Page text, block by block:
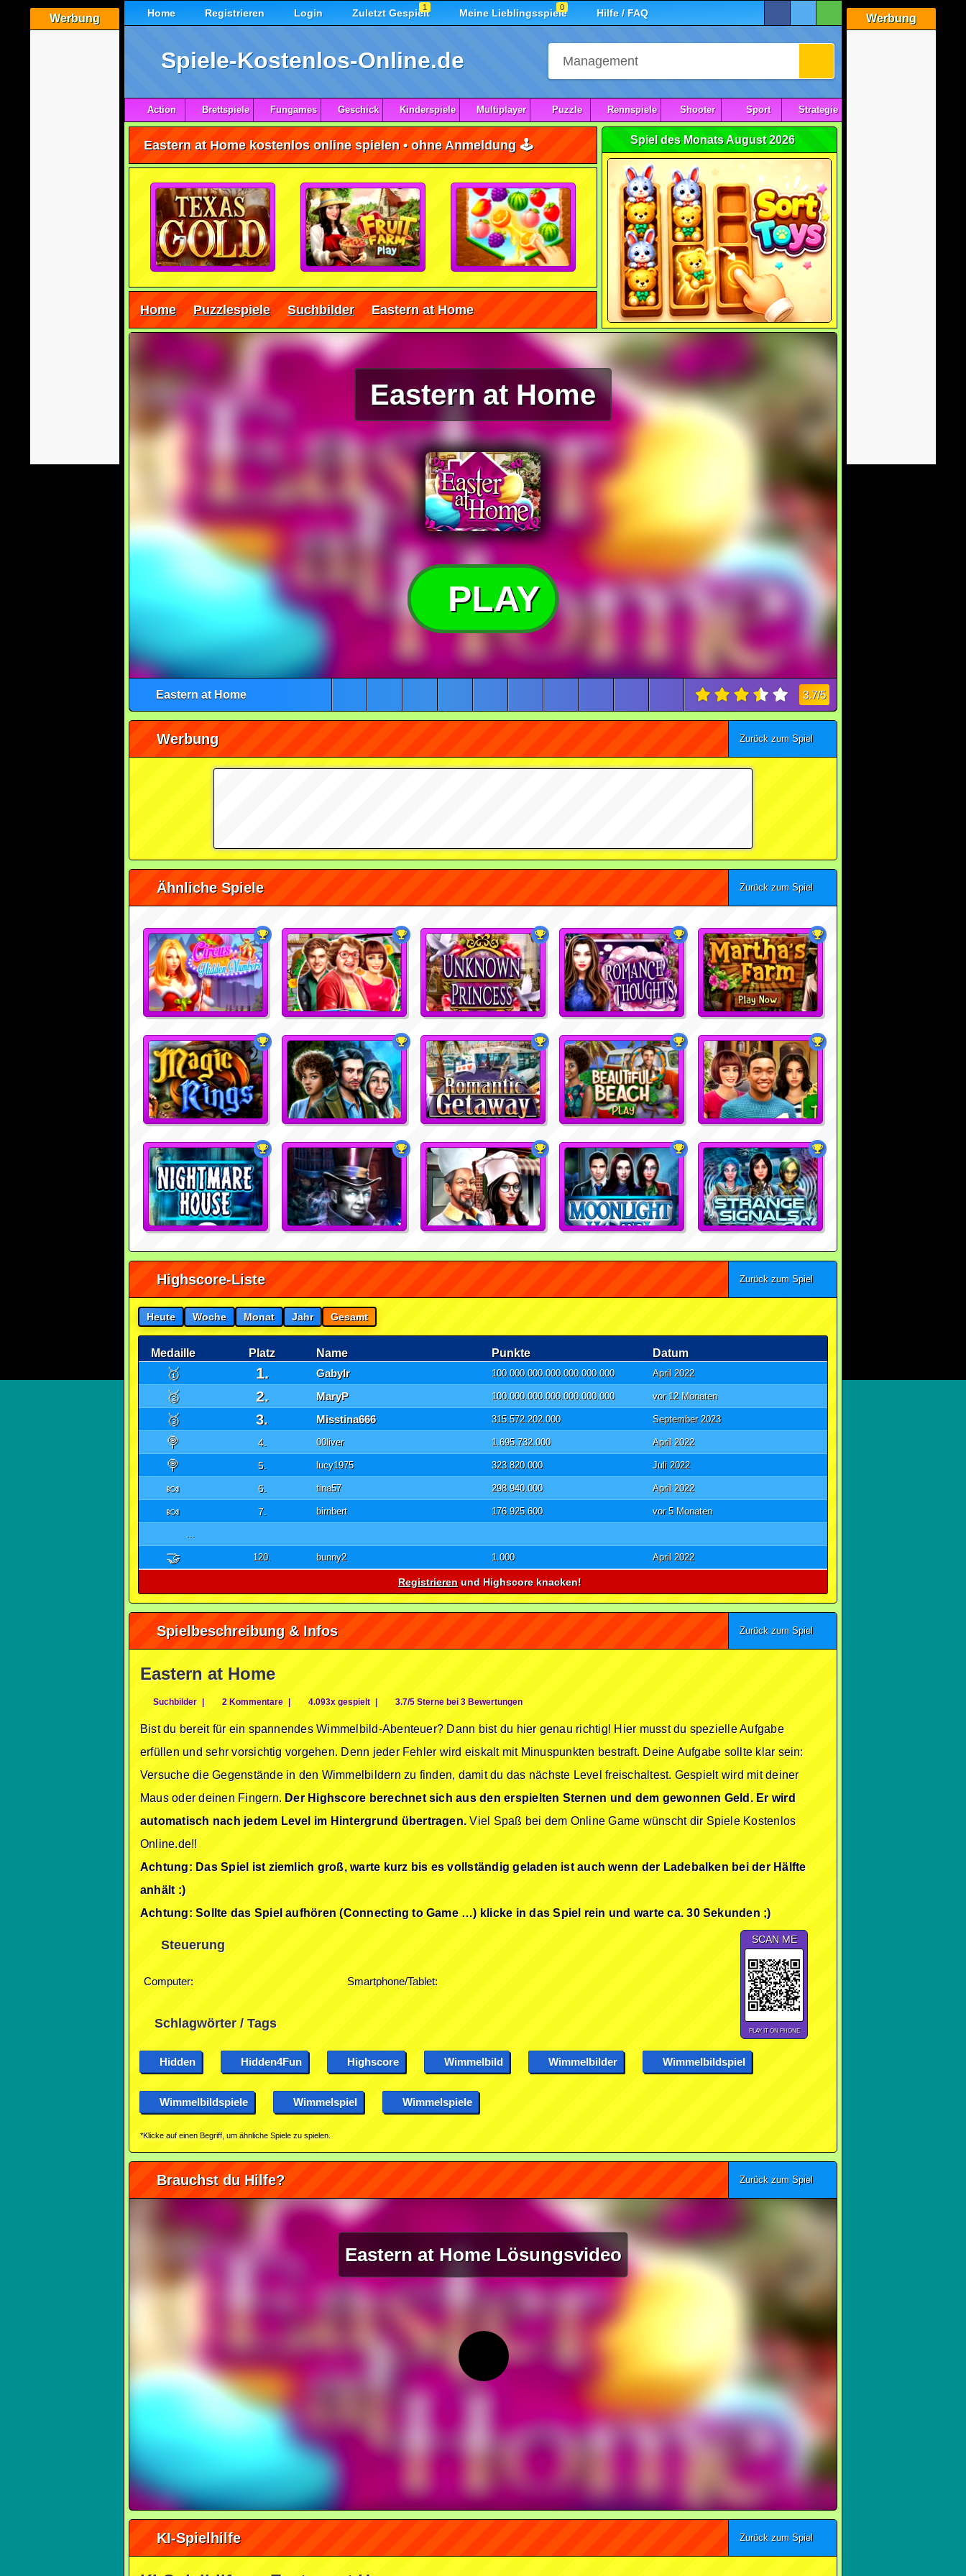
Werbung Werbung
Home Registrieren Login Zuletzt Gespielt
1 Meine Lieblingsspiele
0 Hilfe / FAQ
Spiele-Kostenlos-Online.de
Action Brettspiele Fungames Geschick Kinderspiele Multiplayer Puzzle Rennspiele Shooter Sport Strategie
Eastern at Home kostenlos online spielen • ohne Anmeldung 🕹️
Home Puzzlespiele Suchbilder Eastern at Home
Spiel des Monats August 2026
Eastern at Home
PLAY
Eastern at Home 3.7/5
Werbung Zurück zum Spiel
Ähnliche Spiele Zurück zum Spiel
Highscore-Liste Zurück zum Spiel
Heute Woche Monat Jahr Gesamt
Medaille Platz Name Punkte Datum
🥇 1. GabyIr 100.000.000.000.000.000.000 April 2022
🥈 2. MaryP 100.000.000.000.000.000.000 vor 12 Monaten
🥉 3. Misstina666 315.572.202.000 September 2023
🍭 4. 00liver 1.695.732.000 April 2022
🍭 5. lucy1975 323.820.000 Juli 2022
🍬 6. tina57 298.940.000 April 2022
🍬 7. birnbert 176.925.600 vor 5 Monaten
...
🤝 120. bunny2 1.000 April 2022
Registrieren und Highscore knacken!
Spielbeschreibung & Infos Zurück zum Spiel
Eastern at Home
Suchbilder | 2 Kommentare | 4.093x gespielt | 3.7/5 Sterne bei 3 Bewertungen
Bist du bereit für ein spannendes Wimmelbild-Abenteuer? Dann bist du hier genau richtig! Hier musst du spezielle Aufgabe
erfüllen und sehr vorsichtig vorgehen. Denn jeder Fehler wird eiskalt mit Minuspunkten bestraft. Deine Aufgabe sollte klar sein:
Versuche die Gegenstände in den Wimmelbildern zu finden, damit du das nächste Level freischaltest. Gespielt wird mit deiner
Maus oder deinen Fingern. Der Highscore berechnet sich aus den erspielten Sternen und dem gewonnen Geld. Er wird
automatisch nach jedem Level im Hintergrund übertragen. Viel Spaß bei dem Online Game wünscht dir Spiele Kostenlos
Online.de!!
Achtung: Das Spiel ist ziemlich groß, warte kurz bis es vollständig geladen ist auch wenn der Ladebalken bei der Hälfte
anhält :)
Achtung: Sollte das Spiel aufhören (Connecting to Game …) klicke in das Spiel rein und warte ca. 30 Sekunden ;)
Steuerung
Computer: Smartphone/Tablet:
SCAN ME
PLAY IT ON PHONE
Schlagwörter / Tags
Hidden Hidden4Fun Highscore Wimmelbild Wimmelbilder Wimmelbildspiel
Wimmelbildspiele Wimmelspiel Wimmelspiele
*Klicke auf einen Begriff, um ähnliche Spiele zu spielen.
Brauchst du Hilfe? Zurück zum Spiel
Eastern at Home Lösungsvideo
KI-Spielhilfe Zurück zum Spiel